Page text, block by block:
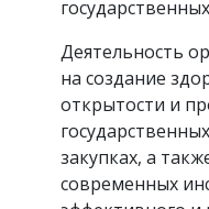
Деятельность
на создание
открытости и
закупках, а
современных